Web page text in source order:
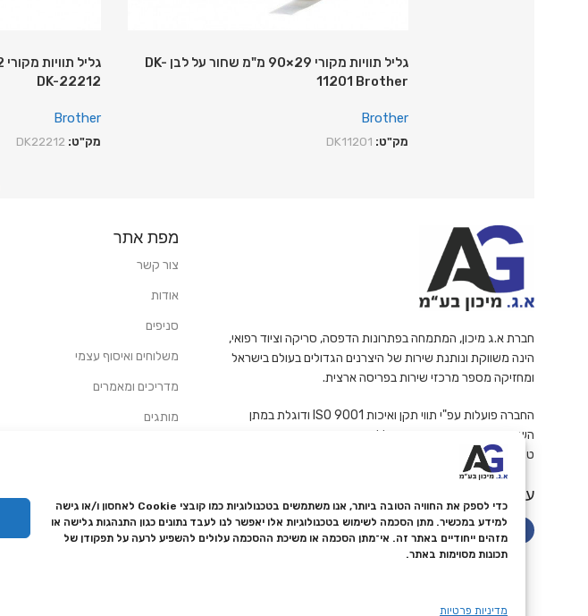
כדי לספק את החוויה הטובה ביותר, אנו משתמשים בטכנולוגיות כמו קובצי Cookie לאחסון ו/או גישה
למידע במכשיר. מתן הסכמה לשימוש בטכנולוגיות אלו יאפשר לנו לעבד נתונים כגון התנהגות גלישה או
מזהים ייחודיים באתר זה. אי־מתן הסכמה או משיכת ההסכמה עלולים להשפיע לרעה על תפקודן של
תכונות מסוימות באתר.
מדיניות פרטיות
גליל תוויות מקורי 29×90 מ"מ שחור על לבן DK-
11201 Brother
Brother
מק"ט: DK11201
DK-22212
Brother
מק"ט: DK22212
חברת א.ג מיכון, המתמחה בפתרונות הדפסה, סריקה וציוד רפואי,
הינה משווקת ונותנת שירות של היצרנים הגדולים בעולם בישראל
ומחזיקה מספר מרכזי שירות בפריסה ארצית.
החברה פועלות עפ"י תווי תקן ואיכות ISO 9001 ודוגלת במתן
השירות האמין והמקצועי ביותר ללקוחותיה.
ט.ל.ח
עקבו אחרינו
מפת אתר
צור קשר
אודות
סניפים
משלוחים ואיסוף עצמי
מדריכים ומאמרים
מותגים
מדיניות פרטיות
מדיניות החזרות והחזרים